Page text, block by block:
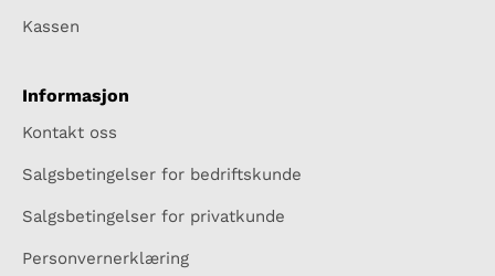
Kassen
Informasjon
Kontakt oss
Salgsbetingelser for bedriftskunde
Salgsbetingelser for privatkunde
Personvernerklæring